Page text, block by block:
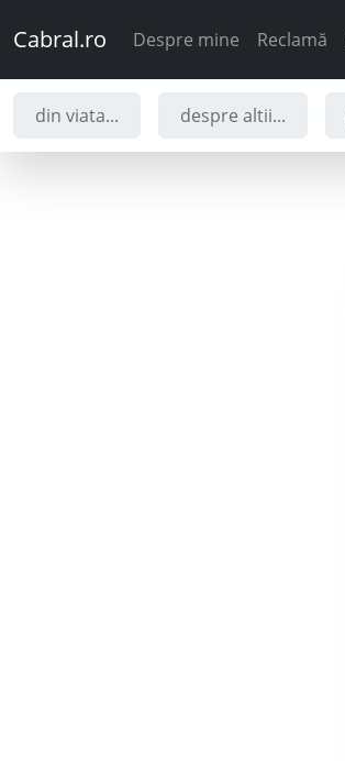
Cabral.ro Despre mine Reclamă
din viata... despre altii...